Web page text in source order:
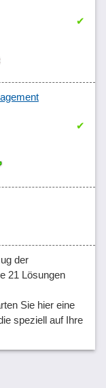
✔
✔
der
21 Lösungen
Sie hier eine
speziell auf Ihre